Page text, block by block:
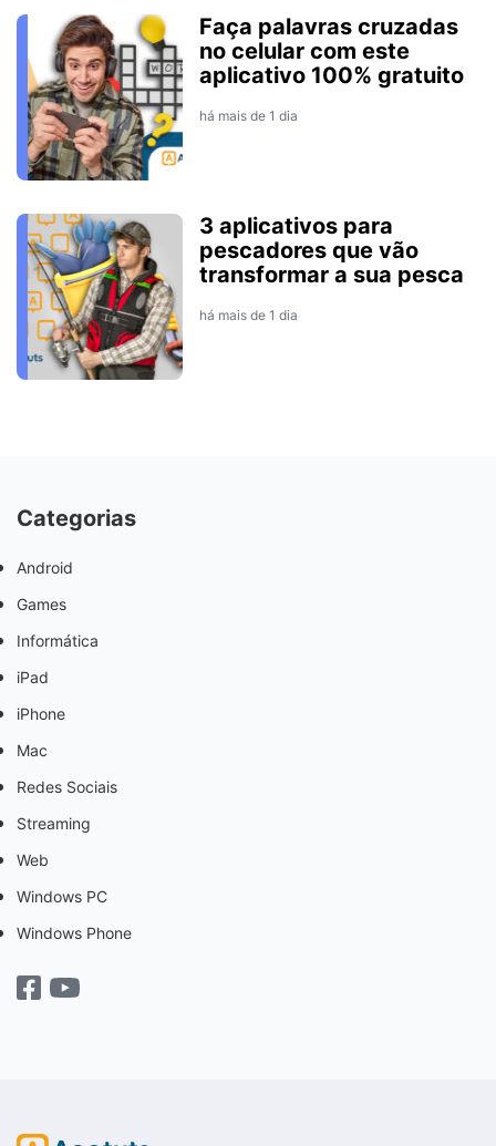
Faça palavras cruzadas
no celular com este
aplicativo 100% gratuito
há mais de 1 dia
3 aplicativos para
pescadores que vão
transformar a sua pesca
há mais de 1 dia
Categorias
Android
Games
Informática
iPad
iPhone
Mac
Redes Sociais
Streaming
Web
Windows PC
Windows Phone